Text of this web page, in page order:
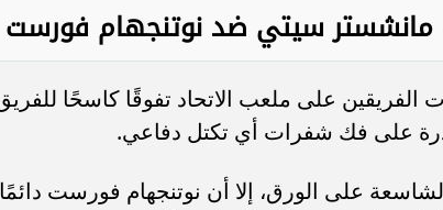
مانشستر سيتي ضد نوتنجهام فورست
على ملعب الاتحاد تفوقًا كاسحًا
على فك شفرات أي تكتل دفاعي.
على الورق، إلا أن نوتنجهام فورست